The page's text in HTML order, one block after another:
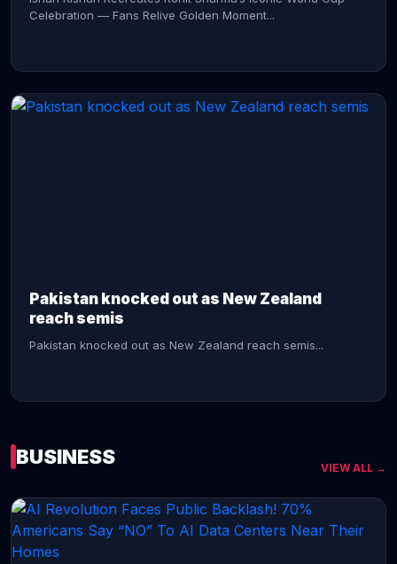
Celebration — Fans Relive Golden Moment...
Pakistan knocked out as New Zealand
reach semis
Pakistan knocked out as New Zealand reach semis...
CONTINUE READING →
BUSINESS VIEW ALL →